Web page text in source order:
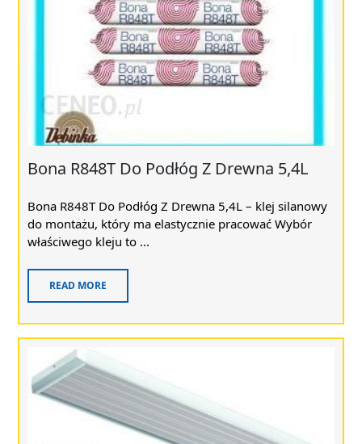
Bona R848T Do Podłóg Z Drewna 5,4L
Bona R848T Do Podłóg Z Drewna 5,4L – klej silanowy
do montażu, który ma elastycznie pracować Wybór
właściwego kleju to ...
READ MORE